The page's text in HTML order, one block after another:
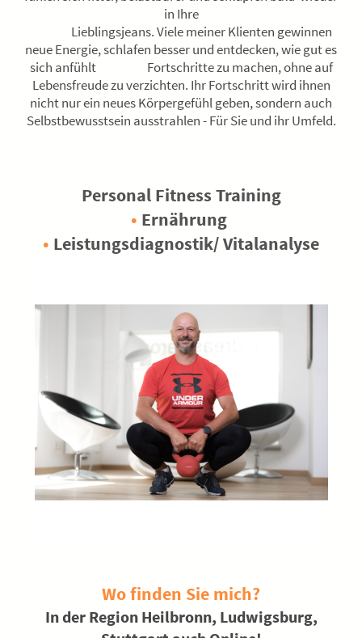
in Ihre
Lieblingsjeans. Viele meiner Klienten gewinnen
neue Energie, schlafen besser und entdecken, wie gut es
sich anfühlt Fortschritte zu machen, ohne auf
Lebensfreude zu verzichten. Ihr Fortschritt wird ihnen
nicht nur ein neues Körpergefühl geben, sondern auch
Selbstbewusstsein ausstrahlen - Für Sie und ihr Umfeld.
Personal Fitness Training
• Ernährung
• Leistungsdiagnostik/ Vitalanalyse
Wo finden Sie mich?
In der Region Heilbronn, Ludwigsburg,